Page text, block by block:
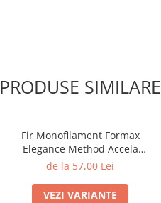
PRODUSE SIMILARE
Fir Monofilament Formax
Elegance Method Accela
Distance Feeder Fluo 1000m |
de la 57,00 Lei
VEZI VARIANTE